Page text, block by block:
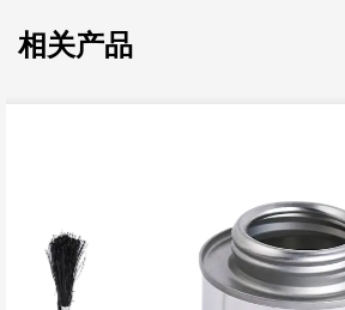
相关产品